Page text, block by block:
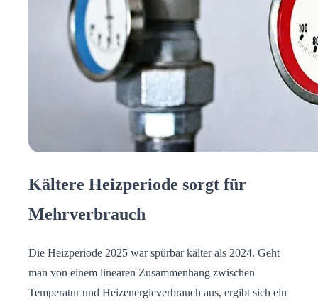
Kältere Heizperiode sorgt für
Mehrverbrauch
Die Heizperiode 2025 war spürbar kälter als 2024. Geht
man von einem linearen Zusammenhang zwischen
Temperatur und Heizenergieverbrauch aus, ergibt sich ein